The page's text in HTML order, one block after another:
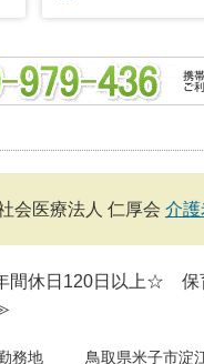
会医療法人 仁厚会 介護
間休日120日以上☆ 保
務地
鳥取県米子市淀